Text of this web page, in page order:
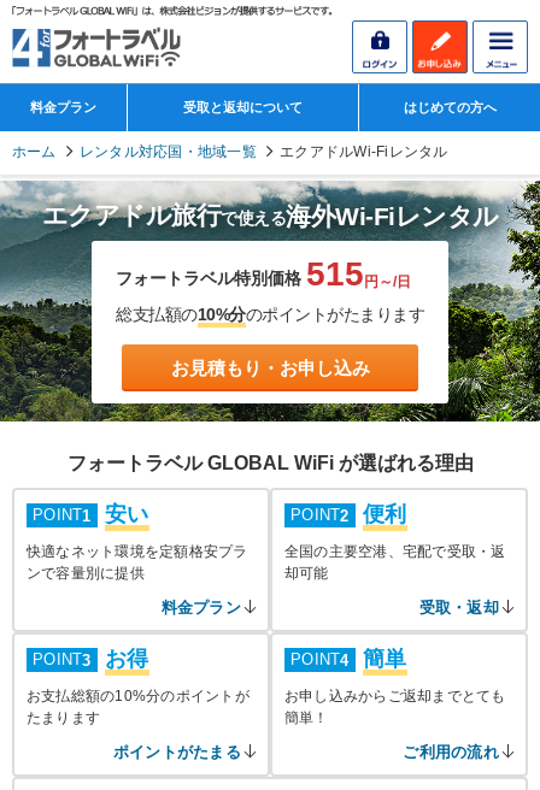
料金プラン 受取と返却について はじめての方へ
ホーム レンタル対応国・地域一覧 エクアドルWi-Fiレンタル
エクアドル旅行で使える海外Wi-Fiレンタル
フォートラベル特別価格 515円～/日
総支払額の10%分のポイントがたまります
お見積もり・お申し込み
フォートラベル GLOBAL WiFi が選ばれる理由
POINT1 安い
快適なネット環境を定額格安プラ
ンで容量別に提供
料金プラン
POINT2 便利
全国の主要空港、宅配で受取・返
却可能
受取・返却
POINT3 お得
お支払総額の10%分のポイントが
たまります
ポイントがたまる
POINT4 簡単
お申し込みからご返却までとても
簡単！
ご利用の流れ